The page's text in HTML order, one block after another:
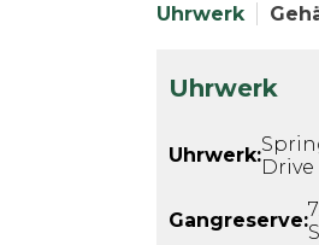
Uhrwerk
Uhrwerk
Uhrwerk:Drive
Gangreserve: